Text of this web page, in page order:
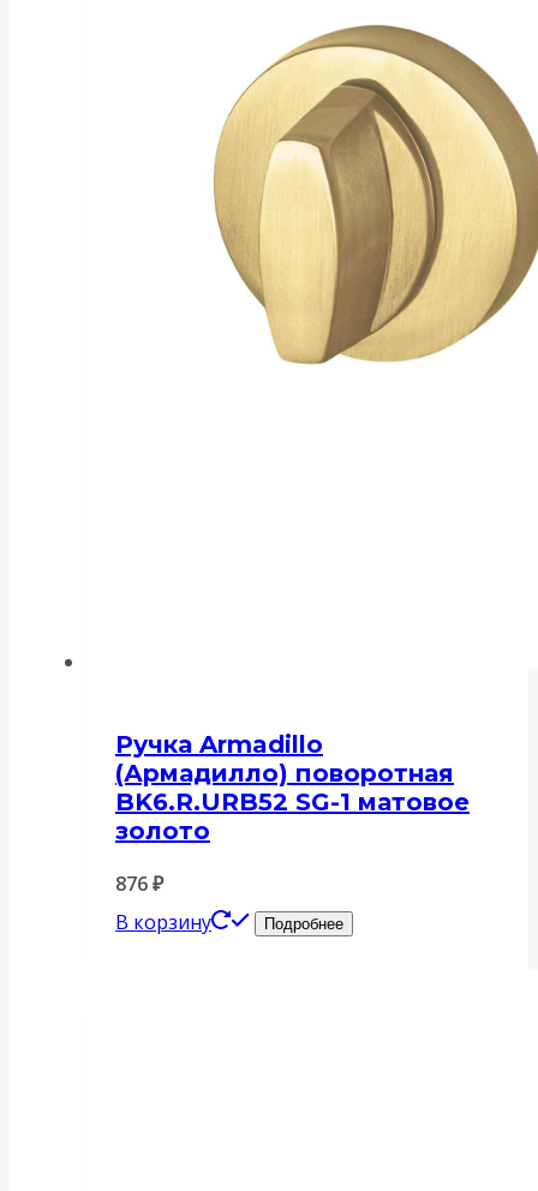
Ручка Armadillo
(Армадилло) поворотная
BK6.R.URB52 SG-1 матовое
золото
876₽
В корзину
Подробнее